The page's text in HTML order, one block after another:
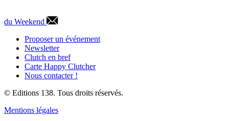
du Weekend
Proposer un événement
Newsletter
Clutch en bref
Carte Happy Clutcher
Nous contacter !
© Editions 138. Tous droits réservés.
Mentions légales